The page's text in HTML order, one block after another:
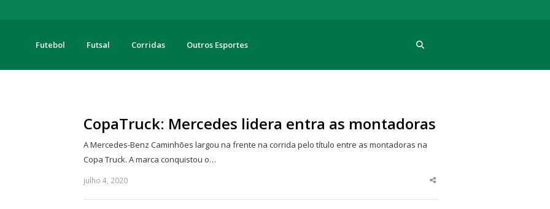
Futebol Futsal Corridas Outros Esportes
CopaTruck: Mercedes lidera entra as montadoras
A Mercedes-Benz Caminhões largou na frente na corrida pelo título entre as montadoras na
Copa Truck. A marca conquistou o…
julho 4, 2020
Share